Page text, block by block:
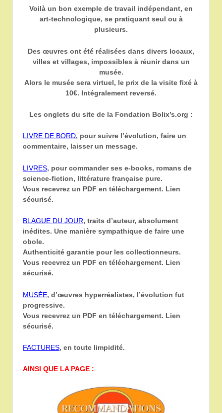
Voilà un bon exemple de travail indépendant, en
art-technologique, se pratiquant seul ou à
plusieurs.
Des œuvres ont été réalisées dans divers locaux,
villes et villages, impossibles à réunir dans un
musée.
Alors le musée sera virtuel, le prix de la visite fixé à
10€. Intégralement reversé.
Les onglets du site de la Fondation Bolix’s.org :
LIVRE DE BORD, pour suivre l’évolution, faire un
commentaire, laisser un message.
LIVRES, pour commander ses e-books, romans de
science-fiction, littérature française pure.
Vous recevrez un PDF en téléchargement. Lien
sécurisé.
BLAGUE DU JOUR, traits d’auteur, absolument
inédites. Une manière sympathique de faire une
obole.
Authenticité garantie pour les collectionneurs.
Vous recevrez un PDF en téléchargement. Lien
sécurisé.
MUSÉE, d’œuvres hyperréalistes, l’évolution fut
progressive.
Vous recevrez un PDF en téléchargement. Lien
sécurisé.
FACTURES, en toute limpidité.
AINSI QUE LA PAGE :